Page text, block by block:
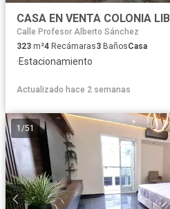
CASA EN VENTA COLONIA
Calle Profesor Alberto Sánchez
323 m²4 Recámaras3 BañosCasa
·Estacionamiento
Actualizado hace 2 semanas
1 /51